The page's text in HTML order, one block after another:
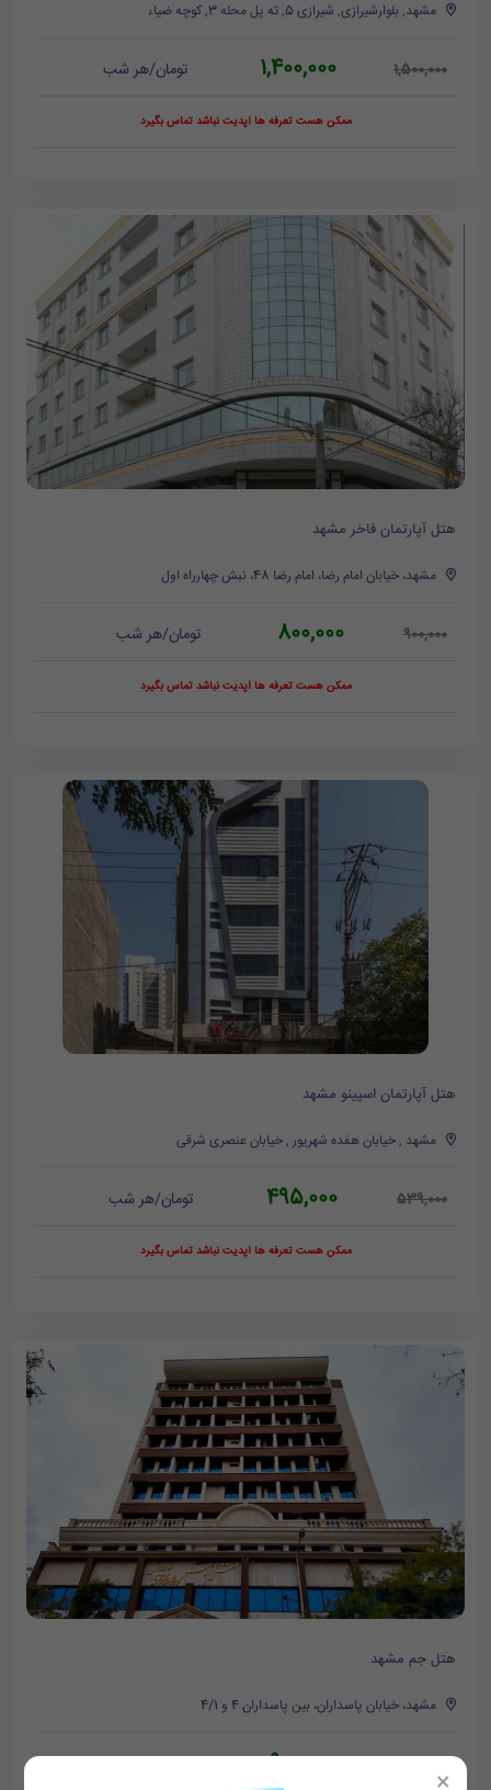
مشهد, بلوارشیرازی, شیرازی 5, ته پل محله 3, کوچه ضیاء
1,500,000
1,400,000 تومان/هر شب
ممکن هست تعرفه ها آپدیت نباشد تماس بگیرد
هتل آپارتمان فاخر مشهد
مشهد، خیابان امام رضا، امام رضا 48، نبش چهارراه اول
900,000
800,000 تومان/هر شب
ممکن هست تعرفه ها آپدیت نباشد تماس بگیرد
هتل آپارتمان اسپینو مشهد
مشهد , خیابان هفده شهریور , خیابان عنصری شرقی
539,000
495,000 تومان/هر شب
ممکن هست تعرفه ها آپدیت نباشد تماس بگیرد
هتل جم مشهد
مشهد، خیابان پاسداران، بین پاسداران 4 و 4/1
900,000